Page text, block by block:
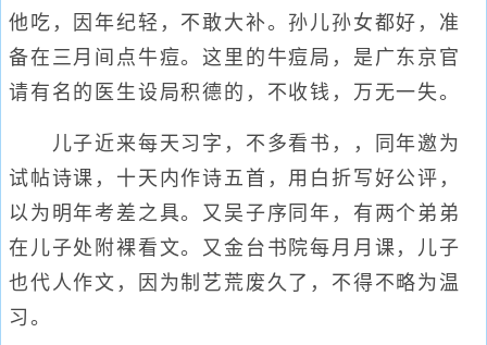
他吃，因年纪轻，不敢大补。孙儿孙女都好，准
备在三月间点牛痘。这里的牛痘局，是广东京官
请有名的医生设局积德的，不收钱，万无一失。
儿子近来每天习字，不多看书，，同年邀为
试帖诗课，十天内作诗五首，用白折写好公评，
以为明年考差之具。又吴子序同年，有两个弟弟
在儿子处附裸看文。又金台书院每月月课，儿子
也代人作文，因为制艺荒废久了，不得不略为温
习。